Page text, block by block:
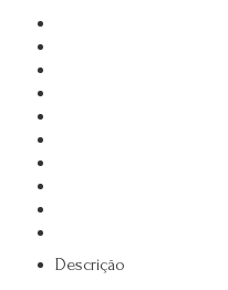
Descrição